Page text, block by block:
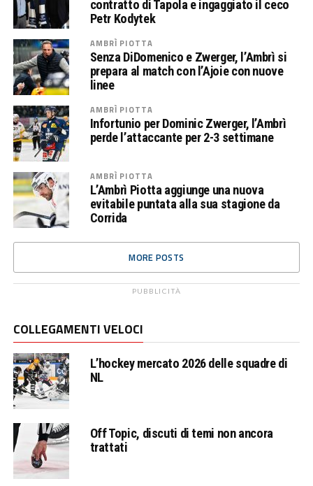
contratto di Tapola e ingaggiato il ceco
Petr Kodytek
AMBRÌ PIOTTA
Senza DiDomenico e Zwerger, l’Ambrì si
prepara al match con l’Ajoie con nuove
linee
AMBRÌ PIOTTA
Infortunio per Dominic Zwerger, l’Ambrì
perde l’attaccante per 2-3 settimane
AMBRÌ PIOTTA
L’Ambrì Piotta aggiunge una nuova
evitabile puntata alla sua stagione da
Corrida
MORE POSTS
PUBBLICITÀ
COLLEGAMENTI VELOCI
L’hockey mercato 2026 delle squadre di
NL
Off Topic, discuti di temi non ancora
trattati